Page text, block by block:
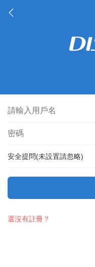
安全提問(未設置請忽略)
還沒有註冊？